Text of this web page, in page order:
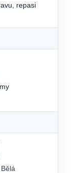
repasi